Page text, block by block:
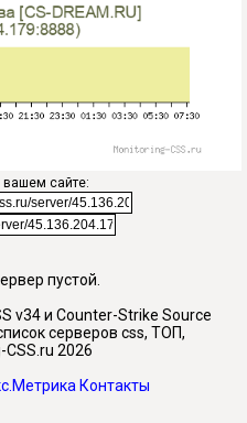
вашем сайте:
пустой.
v34 и Counter-Strike Source
серверов css, ТОП,
CSS.ru 2026
Контакты